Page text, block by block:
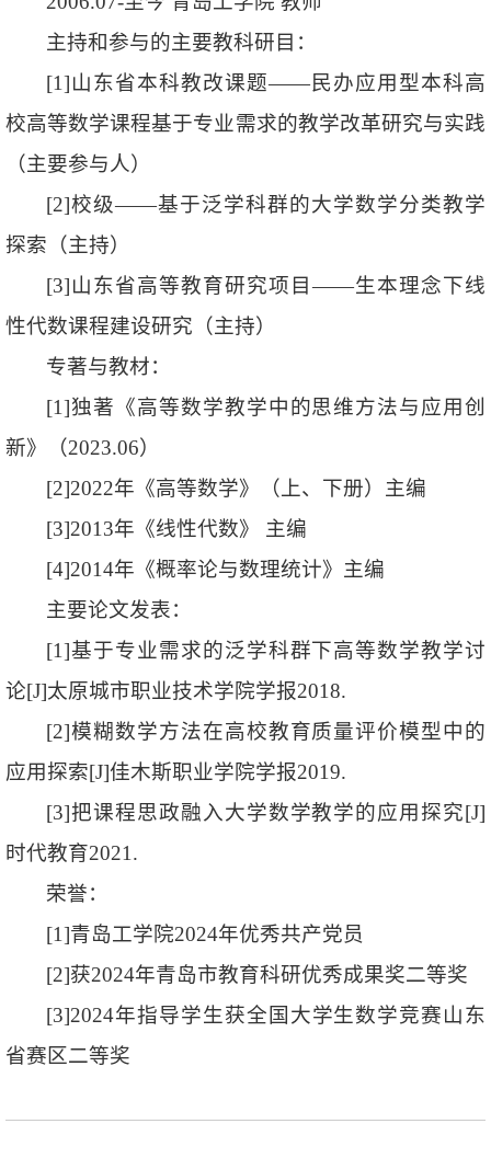
主持和参与的主要教科研目：
[1]山东省本科教改课题——民办应用型本科高
校高等数学课程基于专业需求的教学改革研究与实践
（主要参与人）
[2]校级——基于泛学科群的大学数学分类教学
探索（主持）
[3]山东省高等教育研究项目——生本理念下线
性代数课程建设研究（主持）
专著与教材：
[1]独著《高等数学教学中的思维方法与应用创
新》（2023.06）
[2]2022年《高等数学》（上、下册）主编
[3]2013年《线性代数》 主编
[4]2014年《概率论与数理统计》主编
主要论文发表：
[1]基于专业需求的泛学科群下高等数学教学讨
论[J]太原城市职业技术学院学报2018.
[2]模糊数学方法在高校教育质量评价模型中的
应用探索[J]佳木斯职业学院学报2019.
[3]把课程思政融入大学数学教学的应用探究[J]
时代教育2021.
荣誉：
[1]青岛工学院2024年优秀共产党员
[2]获2024年青岛市教育科研优秀成果奖二等奖
[3]2024年指导学生获全国大学生数学竞赛山东
省赛区二等奖